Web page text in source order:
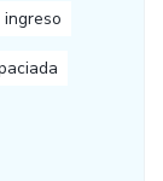
ingreso